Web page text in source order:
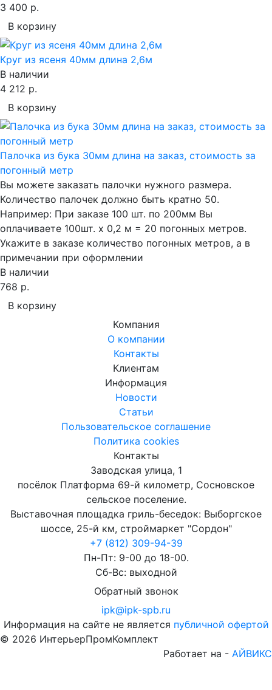
3 400 р.
В корзину
Круг из ясеня 40мм длина 2,6м
В наличии
4 212 р.
В корзину
Палочка из бука 30мм длина на заказ, стоимость за
погонный метр
Вы можете заказать палочки нужного размера.
Количество палочек должно быть кратно 50.
Например: При заказе 100 шт. по 200мм Вы
оплачиваете 100шт. х 0,2 м = 20 погонных метров.
Укажите в заказе количество погонных метров, а в
примечании при оформлении
В наличии
768 р.
В корзину
Компания
О компании
Контакты
Клиентам
Информация
Новости
Статьи
Пользовательское соглашение
Политика cookies
Контакты
Заводская улица, 1
посёлок Платформа 69-й километр, Сосновское
сельское поселение.
Выставочная площадка гриль-беседок: Выборгское
шоссе, 25-й км, строймаркет "Сордон"
+7 (812) 309-94-39
Пн-Пт: 9-00 до 18-00.
Сб-Вс: выходной
Обратный звонок
ipk@ipk-spb.ru
Информация на сайте не является публичной офертой
© 2026 ИнтерьерПромКомплект
Работает на - АЙВИКС